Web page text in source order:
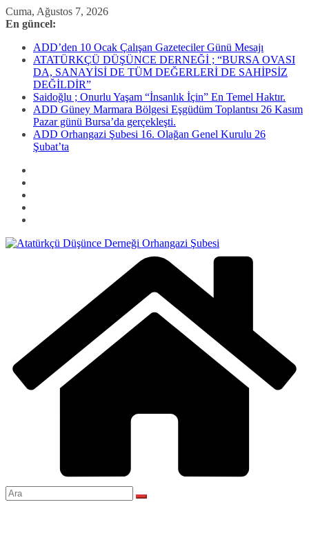
Skip
to
Cuma, Ağustos 7, 2026
En güncel:
ADD’den 10 Ocak Çalışan Gazeteciler Günü Mesajı
ATATÜRKÇÜ DÜŞÜNCE DERNEĞİ ; “BURSA OVASI
DA, SANAYİSİ DE TÜM DEĞERLERİ DE SAHİPSİZ
DEĞİLDİR”
Saidoğlu ; Onurlu Yaşam “İnsanlık İçin” En Temel Haktır.
ADD Güney Marmara Bölgesi Eşgüdüm Toplantısı 26 Kasım
Pazar günü Bursa’da gerçekleşti.
ADD Orhangazi Şubesi 16. Olağan Genel Kurulu 26
Şubat’ta